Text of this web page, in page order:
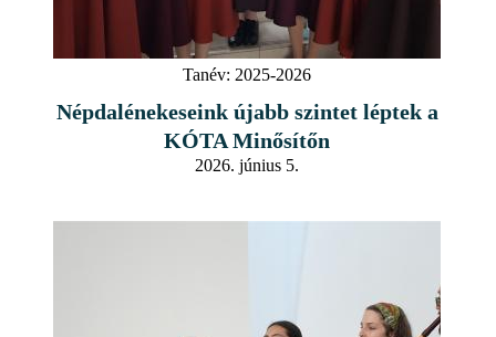
Tanév: 2025-2026
Népdalénekeseink újabb szintet léptek a
KÓTA Minősítőn
2026. június 5.